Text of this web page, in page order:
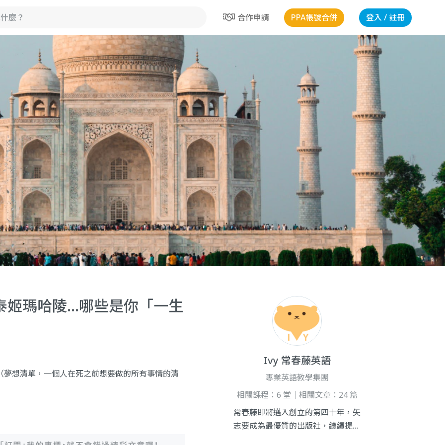
合作申請 PPA帳號合併 登入 / 註冊
瑪哈陵...哪些是你「一生
想清單，一個人在死之前想要做的所有事情的清
Ivy 常春藤英語
專業英語教學集團
相關課程：6 堂｜相關文章：24 篇
常春藤即將邁入創立的第四十年，矢
志要成為最優質的出版社，繼續提供